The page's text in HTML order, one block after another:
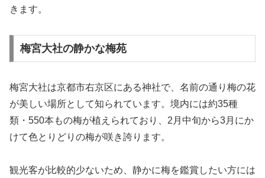
きます。
梅宮大社の静かな梅苑
梅宮大社は京都市右京区にある神社で、名前の通り梅の花
が美しい場所として知られています。境内には約35種
類・550本もの梅が植えられており、2月中旬から3月にか
けて色とりどりの梅が咲き誇ります。
観光客が比較的少ないため、静かに梅を鑑賞したい方には